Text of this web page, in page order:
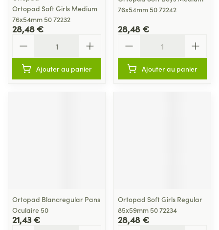
Ortopad Soft Girls Medium
76x54mm 50 72232
28,48 €
Ajouter au panier
76x54mm 50 72242
28,48 €
Ajouter au panier
Ortopad Blancregular Pans
Oculaire 50
21,43 €
Ortopad Soft Girls Regular
85x59mm 50 72234
28,48 €